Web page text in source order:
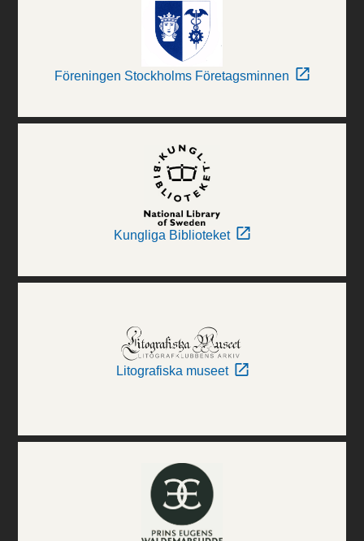
Föreningen Stockholms Företagsminnen
Kungliga Biblioteket
Litografiska museet